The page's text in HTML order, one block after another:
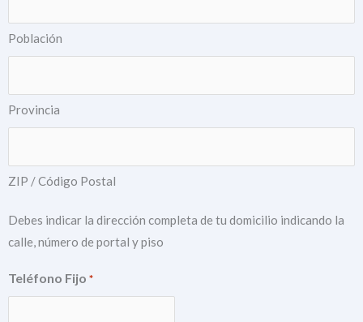
Población
Provincia
ZIP / Código Postal
Debes indicar la dirección completa de tu domicilio indicando la
calle, número de portal y piso
Teléfono Fijo *